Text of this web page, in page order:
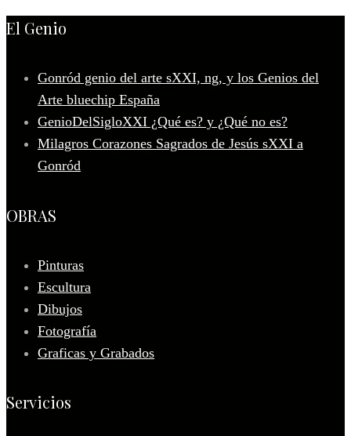
El Genio
Gonród genio del arte sXXI, ng, y los Genios del
Arte bluechip España
GenioDelSigloXXI ¿Qué es? y ¿Qué no es?
Milagros Corazones Sagrados de Jesús sXXI a
Gonród
OBRAS
Pinturas
Escultura
Dibujos
Fotografía
Graficas y Grabados
Servicios